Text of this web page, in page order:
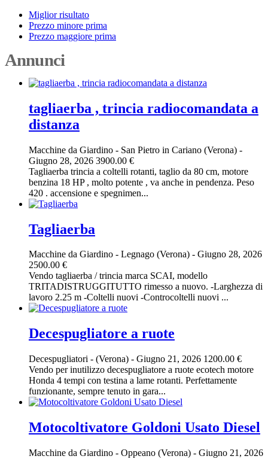
Miglior risultato
Prezzo minore prima
Prezzo maggiore prima
Annunci
tagliaerba , trincia radiocomandata a
distanza
Macchine da Giardino - San Pietro in Cariano (Verona) -
Giugno 28, 2026 3900.00 €
Tagliaerba trincia a coltelli rotanti, taglio da 80 cm, motore
benzina 18 HP , molto potente , va anche in pendenza. Peso
420 . accensione e spegnimen...
Tagliaerba
Macchine da Giardino - Legnago (Verona) - Giugno 28, 2026
2500.00 €
Vendo tagliaerba / trincia marca SCAI, modello
TRITADISTRUGGITUTTO rimesso a nuovo. -Larghezza di
lavoro 2.25 m -Coltelli nuovi -Controcoltelli nuovi ...
Decespugliatore a ruote
Decespugliatori - (Verona) - Giugno 21, 2026 1200.00 €
Vendo per inutilizzo decespugliatore a ruote ecotech motore
Honda 4 tempi con testina a lame rotanti. Perfettamente
funzionante, sempre tenuto in gara...
Motocoltivatore Goldoni Usato Diesel
Macchine da Giardino - Oppeano (Verona) - Giugno 21, 2026